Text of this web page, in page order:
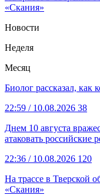
«Скания»
Новости
Неделя
Месяц
Биолог рассказал, как
22:59 / 10.08.2026 38
Днем 10 августа
атаковать российские
22:36 / 10.08.2026 120
На трассе в Тверской
«Скания»